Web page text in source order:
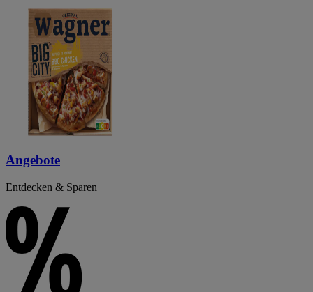
Angebote
Entdecken & Sparen